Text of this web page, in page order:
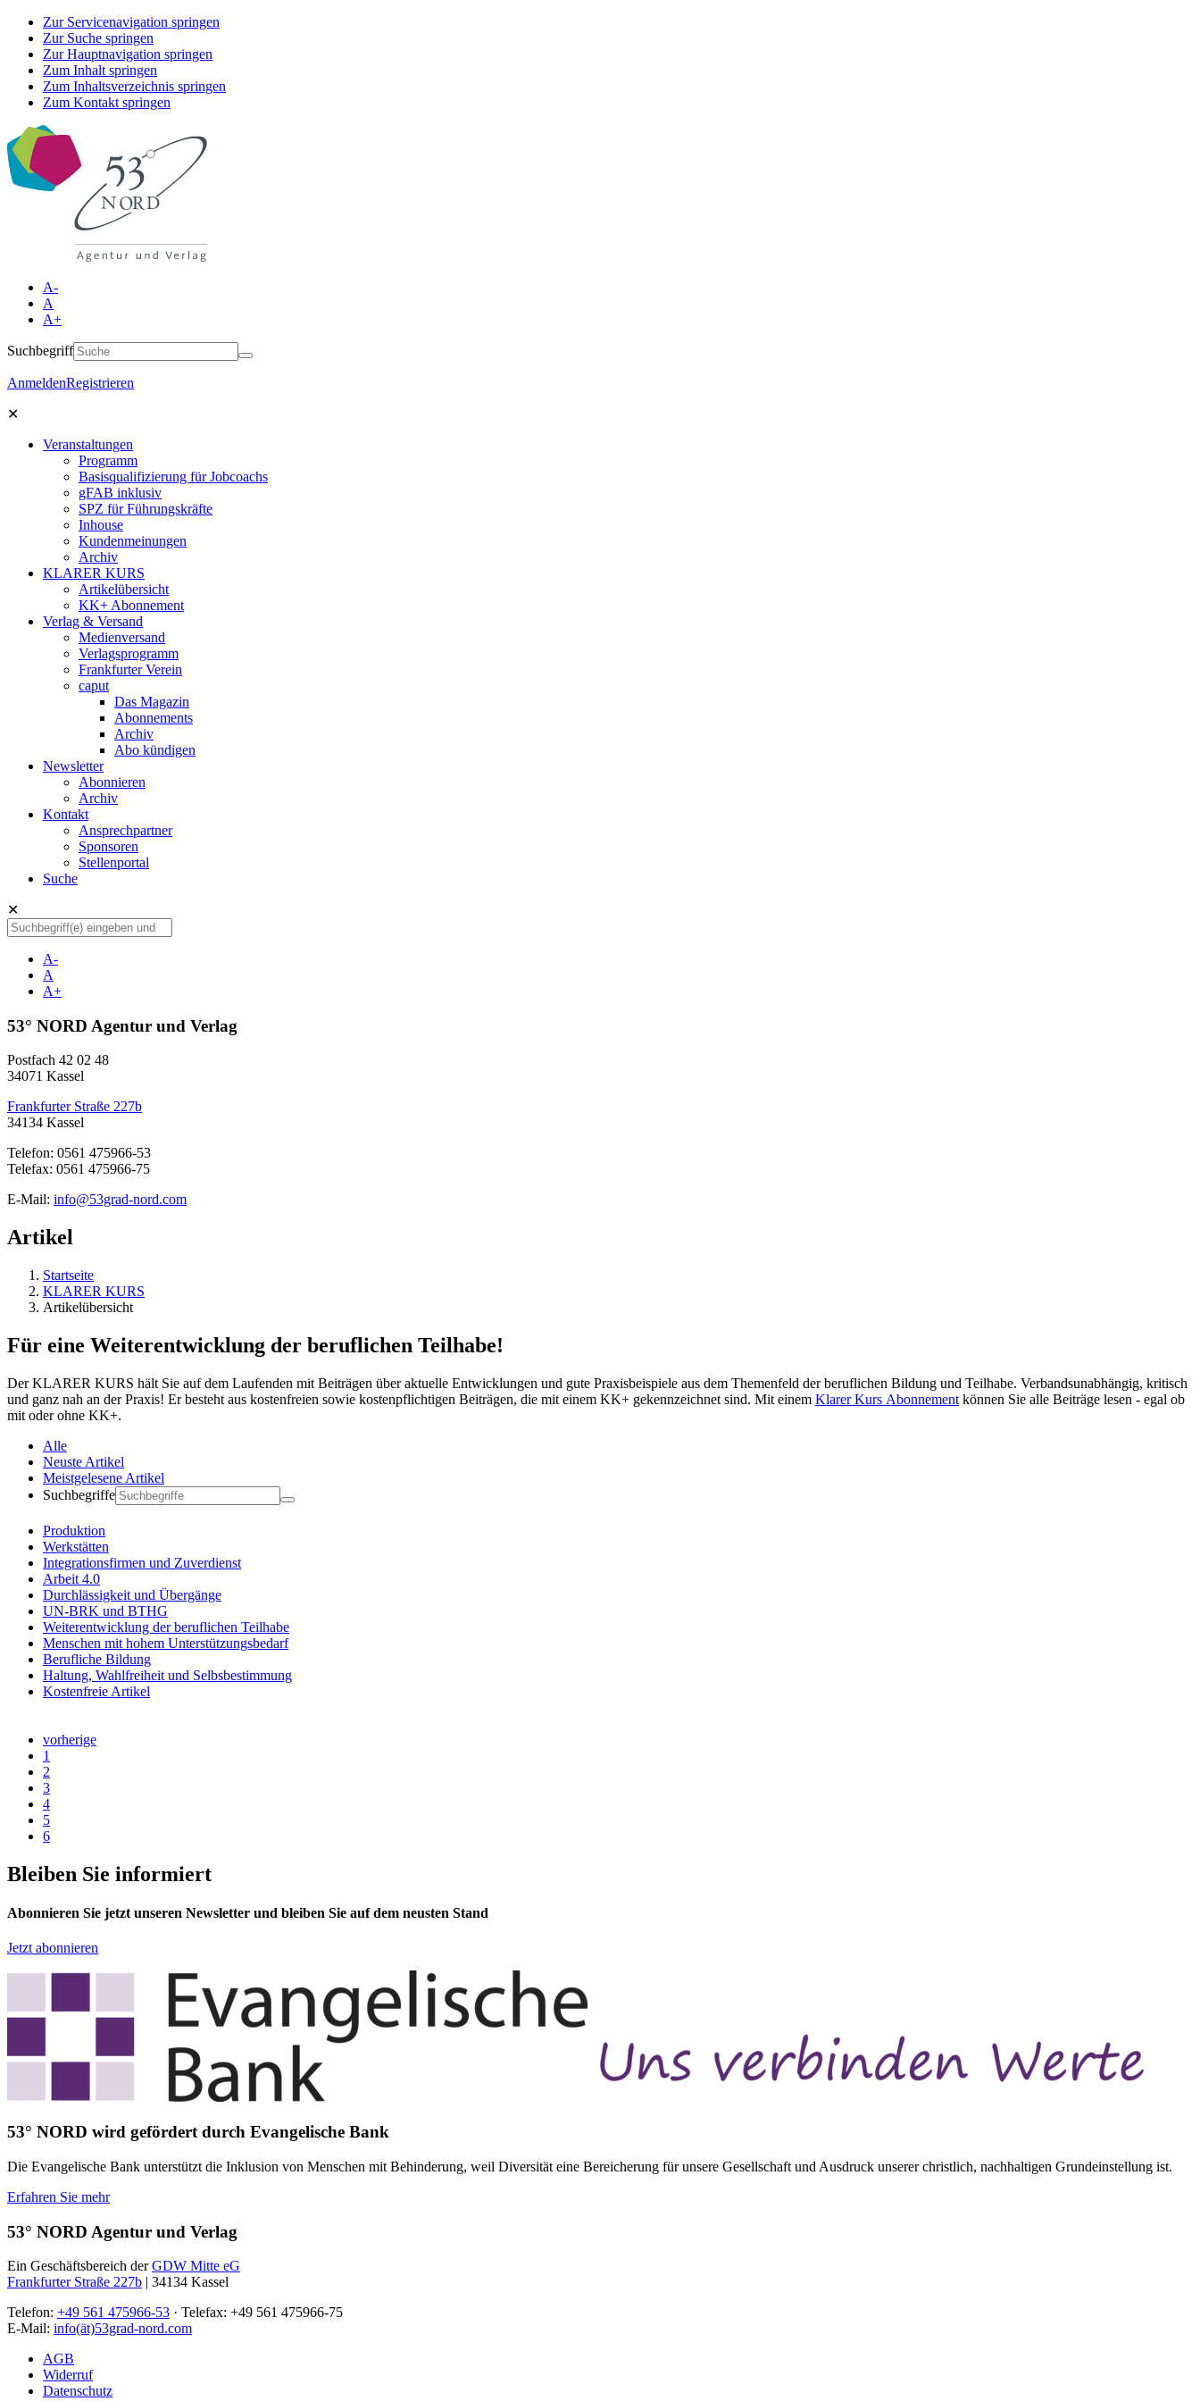
Zur Servicenavigation springen
Zur Suche springen
Zur Hauptnavigation springen
Zum Inhalt springen
Zum Inhaltsverzeichnis springen
Zum Kontakt springen
A-
A
A+
Suchbegriff
AnmeldenRegistrieren
✕
Veranstaltungen
Programm
Basisqualifizierung für Jobcoachs
gFAB inklusiv
SPZ für Führungskräfte
Inhouse
Kundenmeinungen
Archiv
KLARER KURS
Artikelübersicht
KK+ Abonnement
Verlag & Versand
Medienversand
Verlagsprogramm
Frankfurter Verein
caput
Das Magazin
Abonnements
Archiv
Abo kündigen
Newsletter
Abonnieren
Archiv
Kontakt
Ansprechpartner
Sponsoren
Stellenportal
Suche
✕
A-
A
A+
53° NORD Agentur und Verlag
Postfach 42 02 48
34071 Kassel
Frankfurter Straße 227b
34134 Kassel
Telefon: 0561 475966-53
Telefax: 0561 475966-75
E-Mail: info@53grad-nord.com
Artikel
Startseite
KLARER KURS
Artikelübersicht
Für eine Weiterentwicklung der beruflichen Teilhabe!
Der KLARER KURS hält Sie auf dem Laufenden mit Beiträgen über aktuelle Entwicklungen und gute Praxisbeispiele aus dem Themenfeld der beruflichen Bildung und Teilhabe. Verbandsunabhängig, kritisch
und ganz nah an der Praxis! Er besteht aus kostenfreien sowie kostenpflichtigen Beiträgen, die mit einem KK+ gekennzeichnet sind. Mit einem Klarer Kurs Abonnement können Sie alle Beiträge lesen - egal ob
mit oder ohne KK+.
Alle
Neuste Artikel
Meistgelesene Artikel
Suchbegriffe
Produktion
Werkstätten
Integrationsfirmen und Zuverdienst
Arbeit 4.0
Durchlässigkeit und Übergänge
UN-BRK und BTHG
Weiterentwicklung der beruflichen Teilhabe
Menschen mit hohem Unterstützungsbedarf
Berufliche Bildung
Haltung, Wahlfreiheit und Selbsbestimmung
Kostenfreie Artikel
vorherige
1
2
3
4
5
6
Bleiben Sie informiert
Abonnieren Sie jetzt unseren Newsletter und bleiben Sie auf dem neusten Stand
Jetzt abonnieren
53° NORD wird gefördert durch Evangelische Bank
Die Evangelische Bank unterstützt die Inklusion von Menschen mit Behinderung, weil Diversität eine Bereicherung für unsere Gesellschaft und Ausdruck unserer christlich, nachhaltigen Grundeinstellung ist.
Erfahren Sie mehr
53° NORD Agentur und Verlag
Ein Geschäftsbereich derGDW Mitte eG
Frankfurter Straße 227b | 34134 Kassel
Telefon: +49 561 475966-53 · Telefax: +49 561 475966-75
E-Mail: info(ät)53grad-nord.com
AGB
Widerruf
Datenschutz